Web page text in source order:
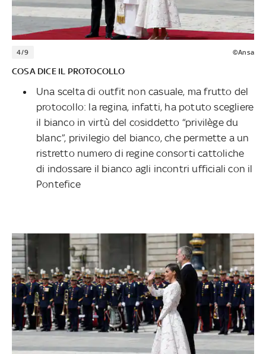
4/9 ©Ansa
COSA DICE IL PROTOCOLLO
Una scelta di outfit non casuale, ma frutto del
protocollo: la regina, infatti, ha potuto scegliere
il bianco in virtù del cosiddetto “privilège du
blanc”, privilegio del bianco, che permette a un
ristretto numero di regine consorti cattoliche
di indossare il bianco agli incontri ufficiali con il
Pontefice